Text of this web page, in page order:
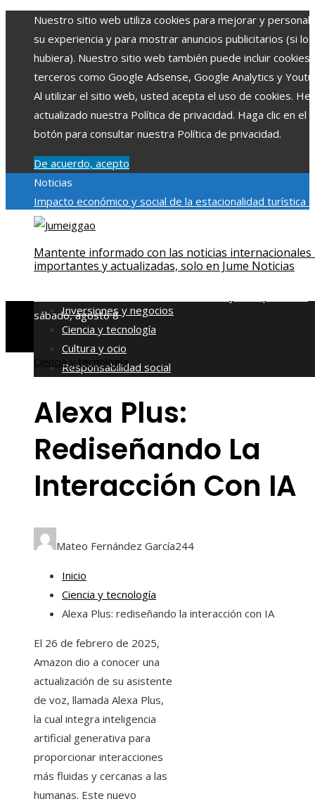
Nuestro sitio web utiliza cookies para mejorar y
su experiencia y para mostrar anuncios publicitarios (si los
hubiera). Nuestro sitio web también puede incluir cookies
terceros como Google Adsense, Google Analytics y
Al utilizar el sitio web, usted acepta el uso de cookies.
actualizado nuestra Política de privacidad. Haga clic en el
botón para consultar nuestra Política de privacidad.
De acuerdo, acepto
Noticias
Impacto económico y social de la estacionalidad turística
Montenegro
absorción de nutrientesReformas regulatorias derivadas
desastres industriales emblemáticos
Ciudades con más
sábado, agosto 8
Mantente informado con las noticias internacionales
importantes y actualizadas, solo en Jume Noticias
Inversiones y negocios
Ciencia y tecnología
Cultura y ocio
Responsabilidad social
Ciencia y tecnología
Alexa Plus:
Rediseñando La
Interacción Con IA
Mateo Fernández García244
Inicio
Ciencia y tecnología
Alexa Plus: rediseñando la interacción con IA
El 26 de febrero de 2025,
Amazon dio a conocer una
actualización de su asistente
de voz, llamada Alexa Plus,
la cual integra inteligencia
artificial generativa para
proporcionar interacciones
más fluidas y cercanas a las
humanas. Este nuevo